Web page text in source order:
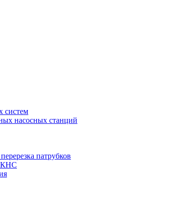
систем
насосных станций
патрубков
КНС